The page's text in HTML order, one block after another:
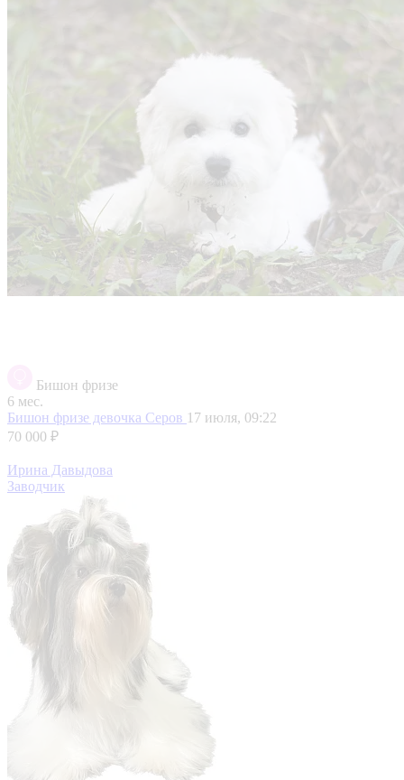
Бишон фризе
6 мес.
Бишон фризе девочка Серов 17 июля, 09:22
70 000 ₽
Ирина Давыдова
Заводчик